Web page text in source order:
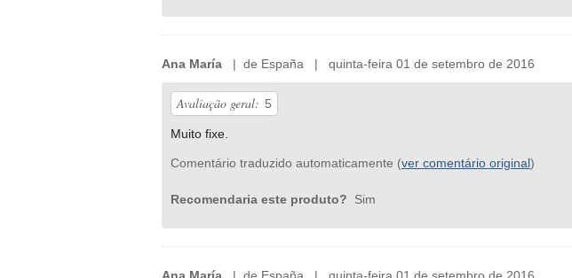
Ana María | de España | quinta-feira 01 de setembro de 2016
Avaliação geral: 5
Muito fixe.
Comentário traduzido automaticamente (ver comentário original)
Recomendaria este produto? Sim
Ana María | de España | quinta-feira 01 de setembro de 2016